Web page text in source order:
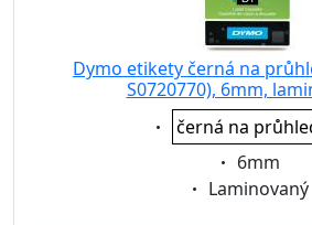
Dymo etikety černá na
S0720770), 6mm,
Eigenschaft:
černá na
Eigenschaft:
6mm
Eigenschaft:
Laminovaný